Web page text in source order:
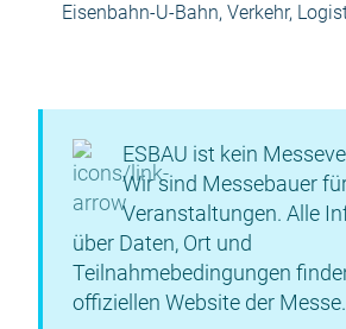
Eisenbahn-U-Bahn, Verkehr,
ESBAU ist kein
Wir sind Messebauer
Veranstaltungen. Alle
über Daten, Ort und
Teilnahmebedingungen
offiziellen Website der Messe.